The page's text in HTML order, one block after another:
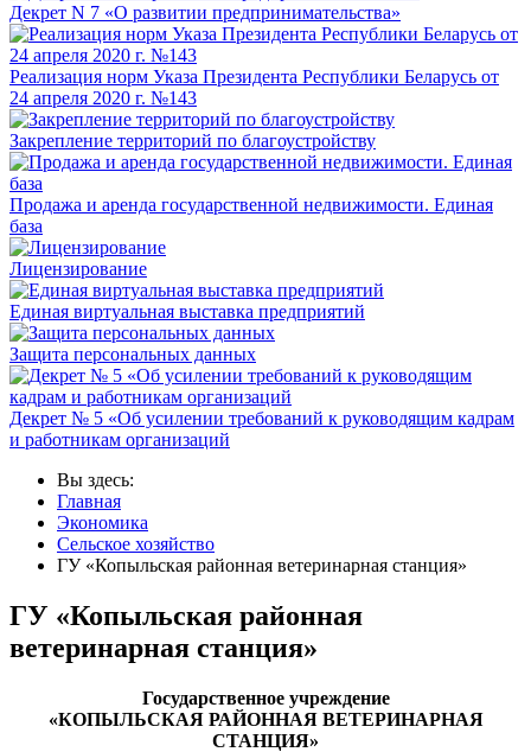
Декрет N 7 «О развитии предпринимательства»
Реализация норм Указа Президента Республики Беларусь от
24 апреля 2020 г. №143
Закрепление территорий по благоустройству
Продажа и аренда государственной недвижимости. Единая
база
Лицензирование
Единая виртуальная выставка предприятий
Защита персональных данных
Декрет № 5 «Об усилении требований к руководящим кадрам
и работникам организаций
Вы здесь:
Главная
Экономика
Сельское хозяйство
ГУ «Копыльская районная ветеринарная станция»
ГУ «Копыльская районная
ветеринарная станция»
Государственное учреждение
«КОПЫЛЬСКАЯ РАЙОННАЯ ВЕТЕРИНАРНАЯ
СТАНЦИЯ»